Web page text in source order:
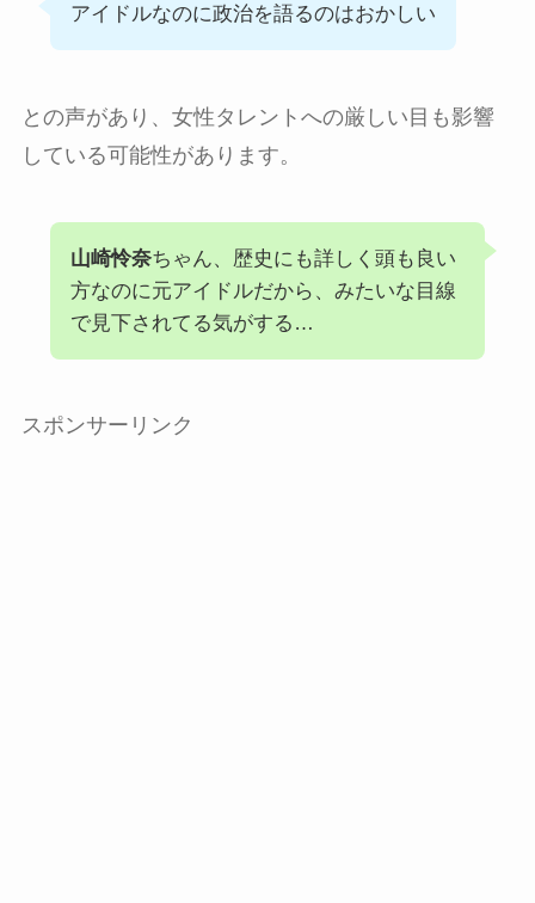
アイドルなのに政治を語るのはおかしい
との声があり、女性タレントへの厳しい目も影響
している可能性があります。
山崎怜奈ちゃん、歴史にも詳しく頭も良い
方なのに元アイドルだから、みたいな目線
で見下されてる気がする…
スポンサーリンク